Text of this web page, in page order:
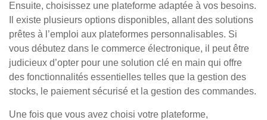
Ensuite, choisissez une plateforme adaptée à vos besoins.
Il existe plusieurs options disponibles, allant des solutions
prêtes à l’emploi aux plateformes personnalisables. Si
vous débutez dans le commerce électronique, il peut être
judicieux d’opter pour une solution clé en main qui offre
des fonctionnalités essentielles telles que la gestion des
stocks, le paiement sécurisé et la gestion des commandes.
Une fois que vous avez choisi votre plateforme,